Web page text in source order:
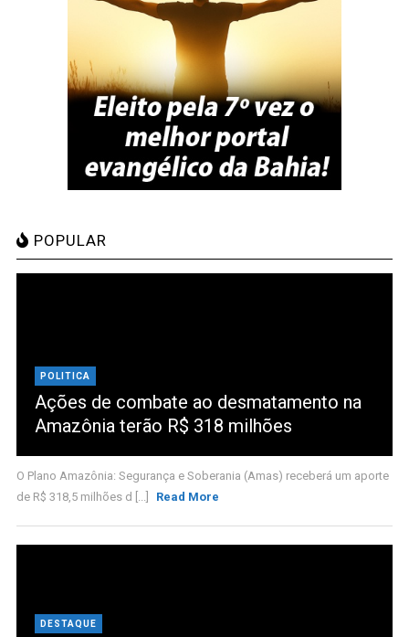
POPULAR
POLITICA
Ações de combate ao desmatamento na
Amazônia terão R$ 318 milhões
O Plano Amazônia: Segurança e Soberania (Amas) receberá um aporte
de R$ 318,5 milhões d [...]
Read More
DESTAQUE